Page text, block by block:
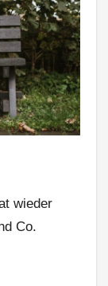
wieder
Co.